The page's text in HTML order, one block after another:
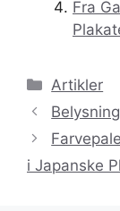
Fra
Kategorier
Artikler
i Japanske